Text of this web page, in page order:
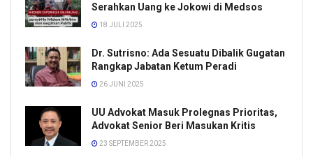
Serahkan Uang ke Jokowi di Medsos
18 JULI 2025
Dr. Sutrisno: Ada Sesuatu Dibalik Gugatan
Rangkap Jabatan Ketum Peradi
26 JUNI 2025
UU Advokat Masuk Prolegnas Prioritas,
Advokat Senior Beri Masukan Kritis
23 SEPTEMBER 2025